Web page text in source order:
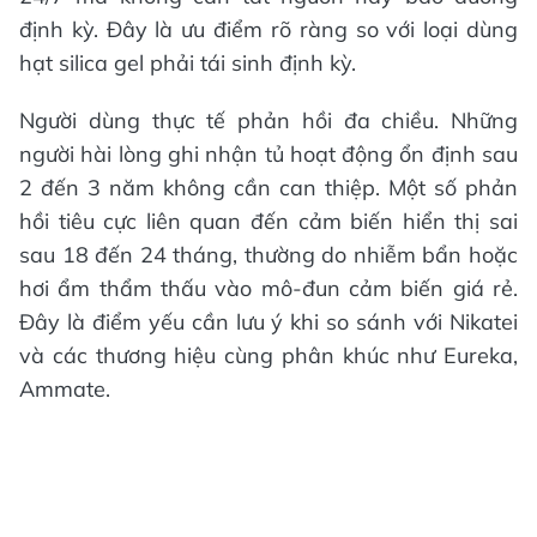
định kỳ. Đây là ưu điểm rõ ràng so với loại dùng
hạt silica gel phải tái sinh định kỳ.
Người dùng thực tế phản hồi đa chiều. Những
người hài lòng ghi nhận tủ hoạt động ổn định sau
2 đến 3 năm không cần can thiệp. Một số phản
hồi tiêu cực liên quan đến cảm biến hiển thị sai
sau 18 đến 24 tháng, thường do nhiễm bẩn hoặc
hơi ẩm thẩm thấu vào mô-đun cảm biến giá rẻ.
Đây là điểm yếu cần lưu ý khi so sánh với Nikatei
và các thương hiệu cùng phân khúc như Eureka,
Ammate.